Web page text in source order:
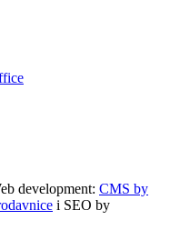
development: CMS by
i SEO by